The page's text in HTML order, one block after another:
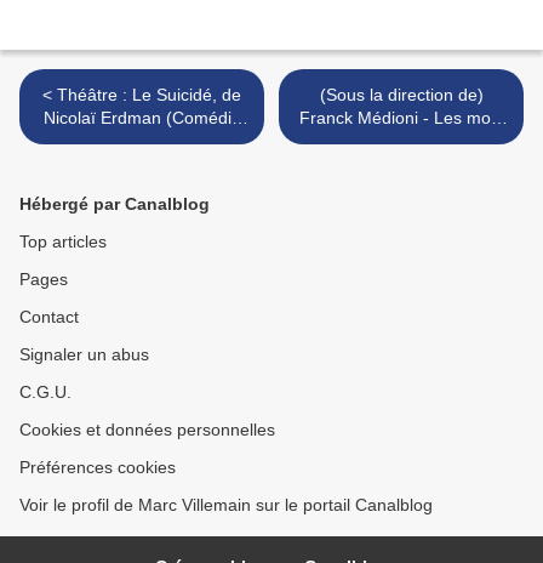
< Théâtre : Le Suicidé, de
Nicolaï Erdman (Comédie
française)
(Sous la direction de)
Franck Médioni - Les mots
de la musique >
Hébergé par Canalblog
Top articles
Pages
Contact
Signaler un abus
C.G.U.
Cookies et données personnelles
Préférences cookies
Voir le profil de Marc Villemain sur le portail Canalblog